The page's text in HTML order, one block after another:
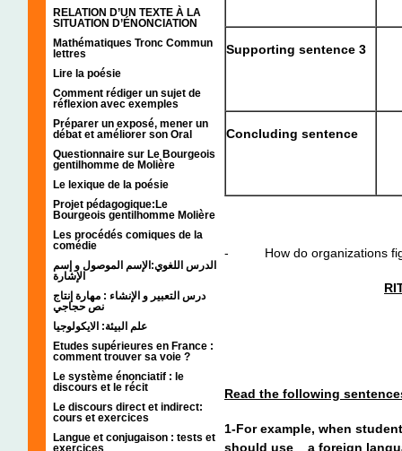
RELATION D’UN TEXTE À LA
SITUATION D’ÉNONCIATION
Mathématiques Tronc Commun
lettres
Lire la poésie
Comment rédiger un sujet de
réflexion avec exemples
Préparer un exposé, mener un
débat et améliorer son Oral
Questionnaire sur Le Bourgeois
gentilhomme de Molière
Le lexique de la poésie
Projet pédagogique:Le
Bourgeois gentilhomme Molière
Les procédés comiques de la
comédie
الدرس اللغوي:الإسم الموصول و إسم
الإشارة
درس التعبير و الإنشاء : مهارة إنتاج
نص حجاجي
علم البيئة: الايكولوجيا
Etudes supérieures en France :
comment trouver sa voie ?
Le système énonciatif : le
discours et le récit
Le discours direct et indirect:
cours et exercices
Langue et conjugaison : tests et
exercices
Supporting sentence 3
Concluding sentence
- How do organizations
Read the following
1-For example, when
should use a foreign